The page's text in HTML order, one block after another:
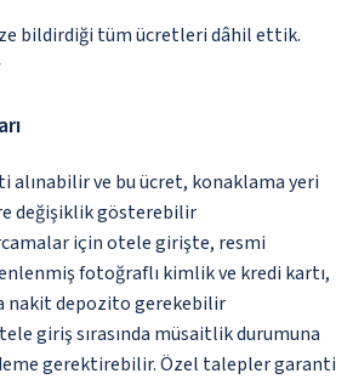
bildirdiği tüm ücretleri dâhil ettik.
alınabilir ve bu ücret, konaklama yeri
değişiklik gösterebilir
için otele girişte, resmi
fotoğraflı kimlik ve kredi kartı,
nakit depozito gerekebilir
giriş sırasında müsaitlik durumuna
gerektirebilir. Özel talepler garanti